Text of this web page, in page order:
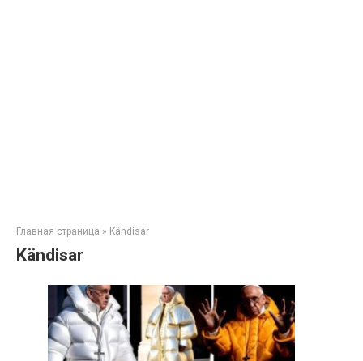
Главная страница » Kändisar
Kändisar